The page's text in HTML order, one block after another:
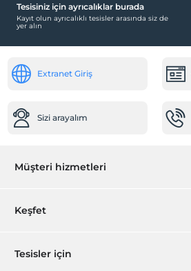
Tesisiniz için ayrıcalıklar burada
Kayıt olun ayrıcalıklı tesisler arasında siz de
yer alın
Extranet Giriş
Sizi arayalım
Müşteri hizmetleri
Rezervasyon yönet
Keşfet
Hediye Kart
Tesisler için